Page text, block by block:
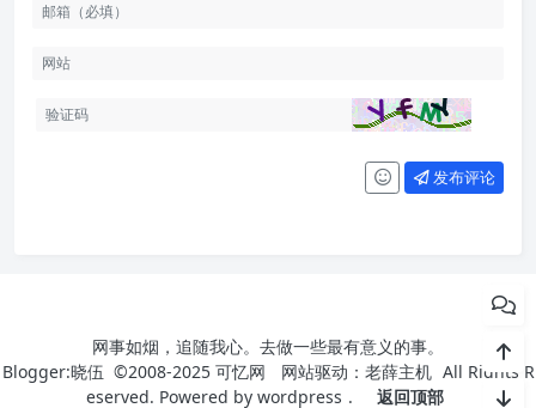
发布评论
网事如烟，追随我心。去做一些最有意义的事。
Blogger:晓伍 ©2008-2025 可忆网 网站驱动： 老薛主机 All Rights R
eserved. Powered by wordpress . 返回顶部